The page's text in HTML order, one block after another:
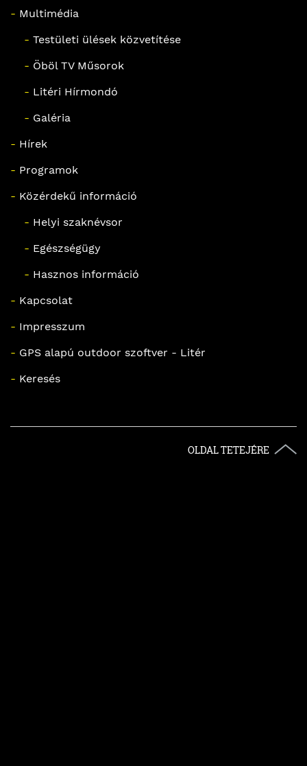
- Multimédia
- Testületi ülések közvetítése
- Öböl TV Műsorok
- Litéri Hírmondó
- Galéria
- Hírek
- Programok
- Közérdekű információ
- Helyi szaknévsor
- Egészségügy
- Hasznos információ
- Kapcsolat
- Impresszum
- GPS alapú outdoor szoftver - Litér
- Keresés
OLDAL TETEJÉRE